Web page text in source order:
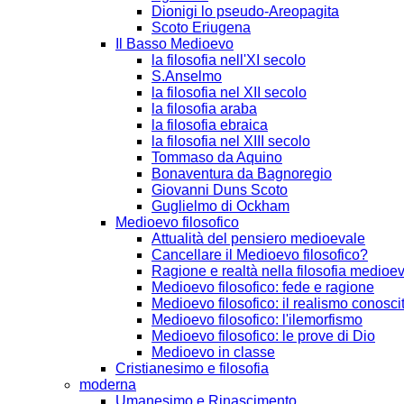
Dionigi lo pseudo-Areopagita
Scoto Eriugena
Il Basso Medioevo
la filosofia nell'XI secolo
S.Anselmo
la filosofia nel XII secolo
la filosofia araba
la filosofia ebraica
la filosofia nel XIII secolo
Tommaso da Aquino
Bonaventura da Bagnoregio
Giovanni Duns Scoto
Guglielmo di Ockham
Medioevo filosofico
Attualità del pensiero medioevale
Cancellare il Medioevo filosofico?
Ragione e realtà nella filosofia
Medioevo filosofico: fede e ragione
Medioevo filosofico: il realismo
Medioevo filosofico: l'ilemorfismo
Medioevo filosofico: le prove di Dio
Medioevo in classe
Cristianesimo e filosofia
moderna
Umanesimo e Rinascimento